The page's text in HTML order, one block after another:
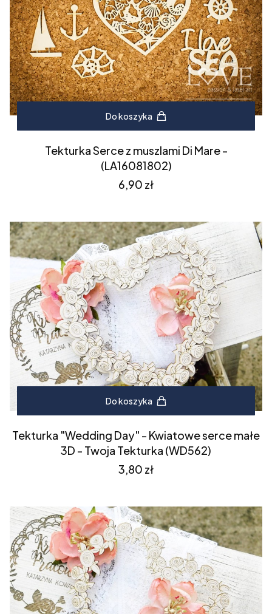
Do koszyka
Tekturka Serce z muszlami Di Mare -
(LA16081802)
Cena
6,90 zł
Do koszyka
Tekturka "Wedding Day" - Kwiatowe serce małe
3D - Twoja Tekturka (WD562)
Cena
3,80 zł